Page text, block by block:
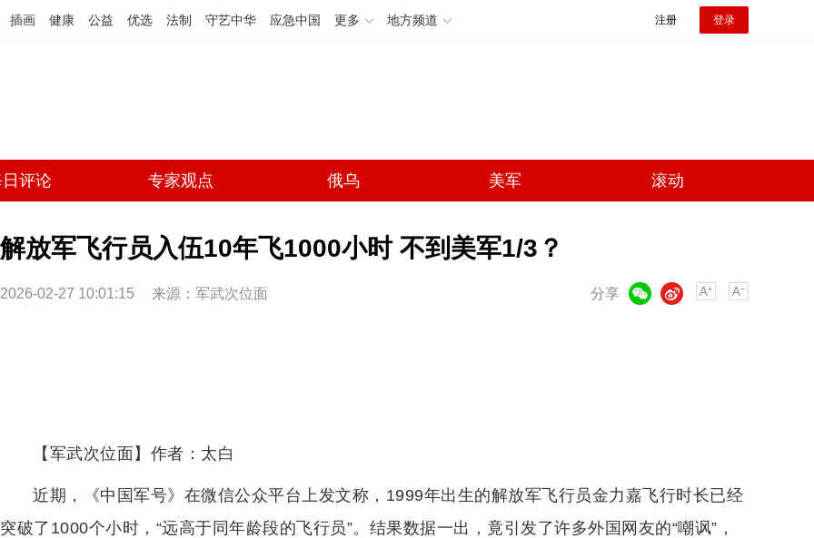
插画 健康 公益 优选 法制 守艺中华 应急中国 更多 地方频道 注册 登录
评论 专家观点 俄乌 美军 滚动
解放军飞行员入伍10年飞1000小时 不到美军1/3？
2026-02-27 10:01:15 来源：军武次位面 分享
微博
【军武次位面】作者：太白
近期，《中国军号》在微信公众平台上发文称，1999年出生的解放军飞行员金力嘉飞行时长已经
突破了1000个小时，“远高于同年龄段的飞行员”。结果数据一出，竟引发了许多外国网友的“嘲讽”，